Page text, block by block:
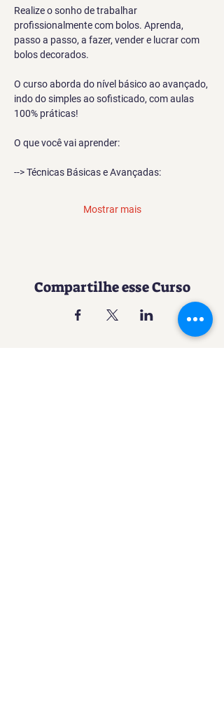
Realize o sonho de trabalhar
profissionalmente com bolos. Aprenda,
passo a passo, a fazer, vender e lucrar com
bolos decorados.
O curso aborda do nível básico ao avançado,
indo do simples ao sofisticado, com aulas
100% práticas!
O que você vai aprender:
--> Técnicas Básicas e Avançadas:
Mostrar mais
Compartilhe esse Curso